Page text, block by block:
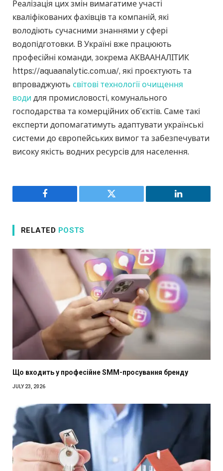
Реалізація цих змін вимагатиме участі
кваліфікованих фахівців та компаній, які
володіють сучасними знаннями у сфері
водопідготовки. В Україні вже працюють
професійні команди, зокрема АКВААНАЛІТИК
https://aquaanalytic.com.ua/, які проєктують та
впроваджують світові технології очищення
води для промисловості, комунального
господарства та комерційних об’єктів. Саме такі
експерти допомагатимуть адаптувати українські
системи до європейських вимог та забезпечувати
високу якість водних ресурсів для населення.
Facebook Twitter LinkedIn
RELATED POSTS
Що входить у професійне SMM-просування бренду
JULY 23, 2026